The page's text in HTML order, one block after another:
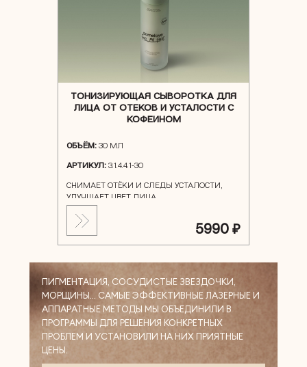
ТОНИЗИРУЮЩАЯ СЫВОРОТКА ДЛЯ
ЛИЦА ОТ ОТЕКОВ И УСТАЛОСТИ С
КОФЕИНОМ
ОБЪЁМ: 30 МЛ
АРТИКУЛ: 3.1.4.4.1-30
СНИМАЕТ ОТЁКИ И СЛЕДЫ УСТАЛОСТИ,
УЛУЧШАЕТ ЦВЕТ ЛИЦА
5990 ₽
ПИГМЕНТАЦИЯ, СОСУДИСТЫЕ ЗВЕЗДОЧКИ,
МОРЩИНЫ… САМЫЕ ЭФФЕКТИВНЫЕ ЛАЗЕРНЫЕ И
АППАРАТНЫЕ МЕТОДЫ МЫ ОБЪЕДИНИЛИ В
ПРОГРАММЫ ДЛЯ РЕШЕНИЯ КОНКРЕТНЫХ
ПРОБЛЕМ И УСТАНОВИЛИ НА НИХ ПРИЯТНЫЕ
ЦЕНЫ.